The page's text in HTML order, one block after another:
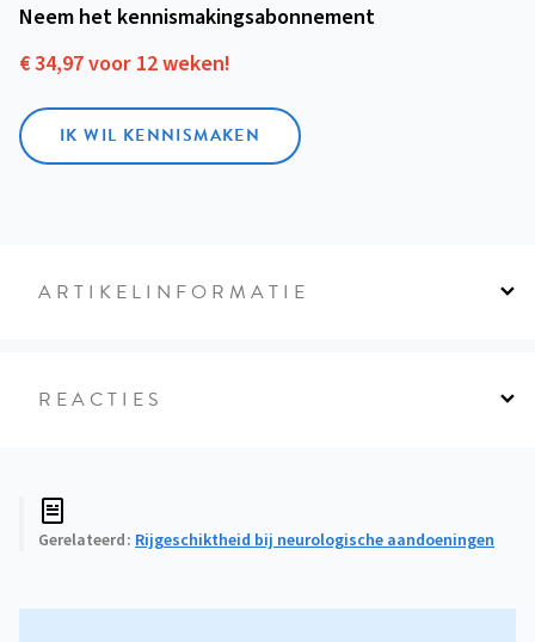
Neem het kennismakings­abonnement
€ 34,97 voor 12 weken!
IK WIL KENNISMAKEN
ARTIKELINFORMATIE
REACTIES
Gerelateerd Rijgeschiktheid bij neurologische aandoeningen